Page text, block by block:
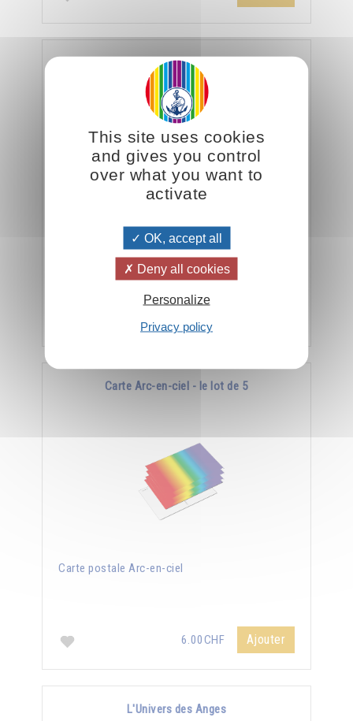
L'Arc-en-ciel - format 34 x 100 cm
« Le prisme nous révèle que la lumière blanche
se décompose en sept couleurs : rouge, orange,
jaune, vert, bleu, indigo et violet...
Carte Arc-en-ciel - le lot de 5
Carte postale Arc-en-ciel
6.00CHF Ajouter
L'Univers des Anges
This site uses cookies
and gives you control
over what you want to
activate
OK, accept all
Deny all cookies
Personalize
Privacy policy